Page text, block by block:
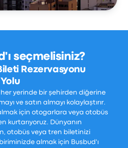
seçmelisiniz?
Rezervasyonu
yerinde bir şehirden diğerine
ve satın almayı kolaylaştırır.
için otogarlara veya otobüs
kurtarıyoruz. Dünyanın
otobüs veya tren biletinizi
almak için Busbud'ı